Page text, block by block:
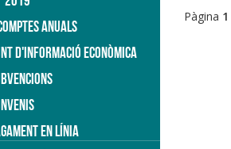
Pàgina 1
ANUALS
D'INFORMACIÓ ECONÒMICA
EN LÍNIA